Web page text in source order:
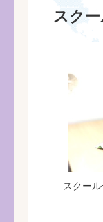
スク
スクー